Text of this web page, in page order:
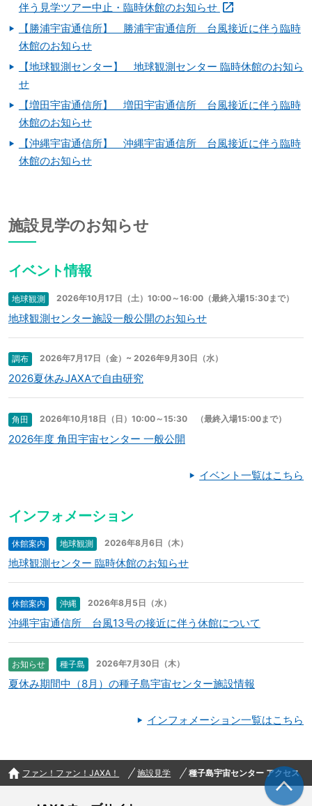
伴う見学ツアー中止・臨時休館のお知らせ
【勝浦宇宙通信所】 勝浦宇宙通信所 台風接近に伴う臨時
休館のお知らせ
【地球観測センター】 地球観測センター 臨時休館のお知ら
せ
【増田宇宙通信所】 増田宇宙通信所 台風接近に伴う臨時
休館のお知らせ
【沖縄宇宙通信所】 沖縄宇宙通信所 台風接近に伴う臨時
休館のお知らせ
施設見学のお知らせ
イベント情報
地球観測 2026年10月17日（土）10:00～16:00（最終入場15:30まで）
地球観測センター施設一般公開のお知らせ
調布 2026年7月17日（金）~ 2026年9月30日（水）
2026夏休みJAXAで自由研究
角田 2026年10月18日（日）10:00～15:30 （最終入場15:00まで）
2026年度 角田宇宙センター 一般公開
イベント一覧はこちら
インフォメーション
休館案内 地球観測 2026年8月6日（木）
地球観測センター 臨時休館のお知らせ
休館案内 沖縄 2026年8月5日（水）
沖縄宇宙通信所 台風13号の接近に伴う休館について
お知らせ 種子島 2026年7月30日（木）
夏休み期間中（8月）の種子島宇宙センター施設情報
インフォメーション一覧はこちら
ファン！ファン！JAXA！ 施設見学 種子島宇宙センター アクセス